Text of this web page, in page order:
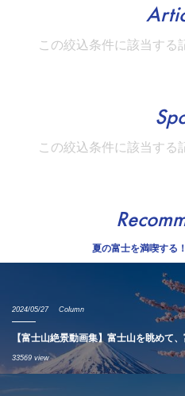
この絞込条件に該当する
この絞込条件に該当する
夏の富士を満喫する
2024/05/27 Column
【富士山絶景動画集】富士山を眺めて
33569 view